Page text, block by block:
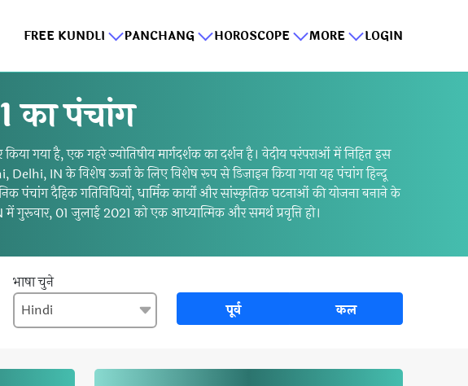
FREE KUNDLI PANCHANG HOROSCOPE MORE LOGIN
का पंचांग
गया है, एक गहरे ज्योतिषीय मार्गदर्शक का दर्शन है। वेदीय परंपराओं में निहित इस
Delhi, IN के विशेष ऊर्जा के लिए विशेष रूप से डिज़ाइन किया गया यह पंचांग हिन्दू
दैहिक गतिविधियों, धार्मिक कार्यों और सांस्कृतिक घटनाओं की योजना बनाने के
गुरूवार, 01 जुलाई 2021 को एक आध्यात्मिक और समर्थ प्रवृत्ति हो।
भाषा चुने
पूर्व
कल